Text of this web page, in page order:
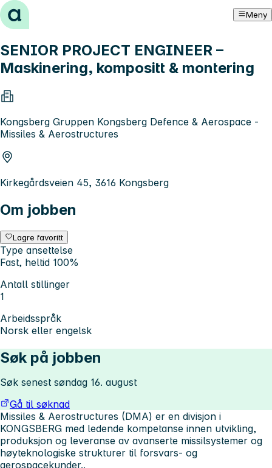
Hopp til innhold Meny
SENIOR PROJECT ENGINEER –
Maskinering, kompositt & montering
Kongsberg Gruppen Kongsberg Defence & Aerospace -
Missiles & Aerostructures
Kirkegårdsveien 45, 3616 Kongsberg
Om jobben
Lagre favoritt
Type ansettelse
Fast, heltid 100%
Antall stillinger
1
Arbeidsspråk
Norsk eller engelsk
Søk på jobben
Søk senest søndag 16. august
Gå til søknad
Missiles & Aerostructures (DMA) er en divisjon i
KONGSBERG med ledende kompetanse innen utvikling,
produksjon og leveranse av avanserte missilsystemer og
høyteknologiske strukturer til forsvars- og
aerospacekunder..